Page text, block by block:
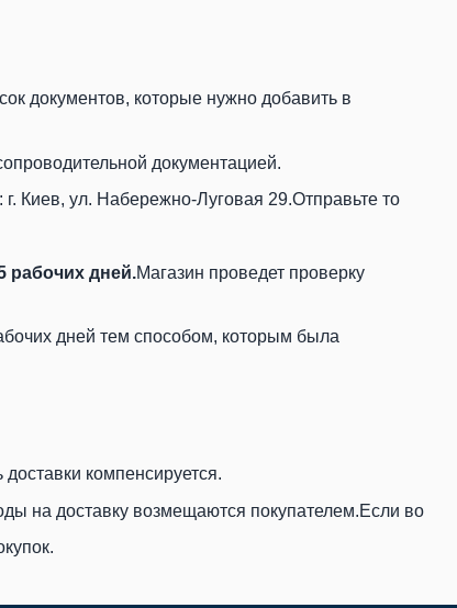
документов, которые нужно добавить в
документацией.
Киев, ул. Набережно-Луговая 29.Отправьте то
рабочих дней.Магазин проведет проверку
дней тем способом, которым была
компенсируется.
на доставку возмещаются покупателем.Если во